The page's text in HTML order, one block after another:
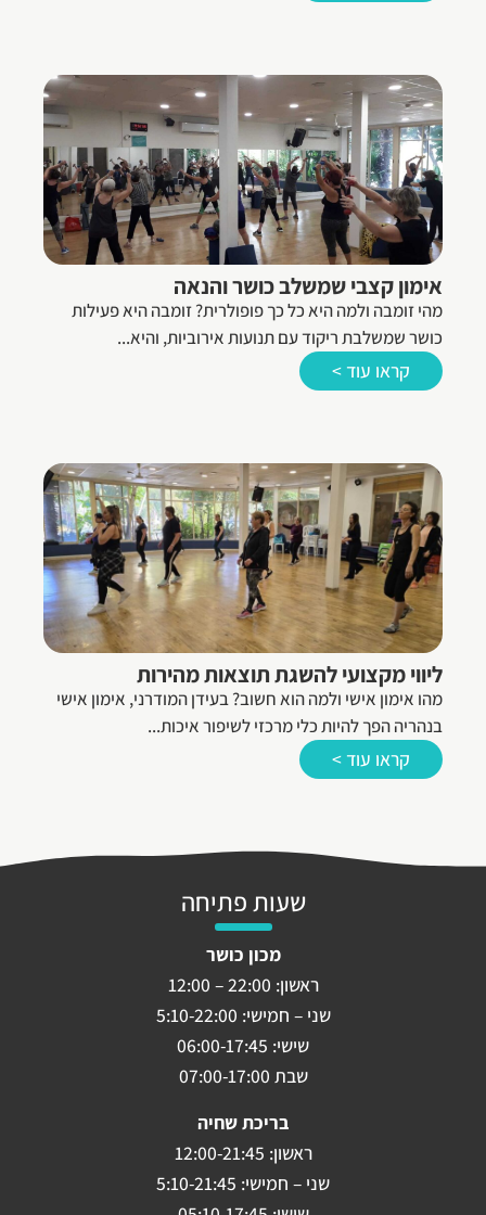
אימון קצבי שמשלב כושר והנאה
מהי זומבה ולמה היא כל כך פופולרית? זומבה היא פעילות
כושר שמשלבת ריקוד עם תנועות אירוביות, והיא...
קראו עוד >
ליווי מקצועי להשגת תוצאות מהירות
מהו אימון אישי ולמה הוא חשוב? בעידן המודרני, אימון אישי
בנהריה הפך להיות כלי מרכזי לשיפור איכות...
קראו עוד >
שעות פתיחה
מכון כושר
ראשון: 22:00 – 12:00
שני – חמישי: 5:10-22:00
שישי: 06:00-17:45
שבת 07:00-17:00
בריכת שחיה
ראשון: 12:00-21:45
שני – חמישי: 5:10-21:45